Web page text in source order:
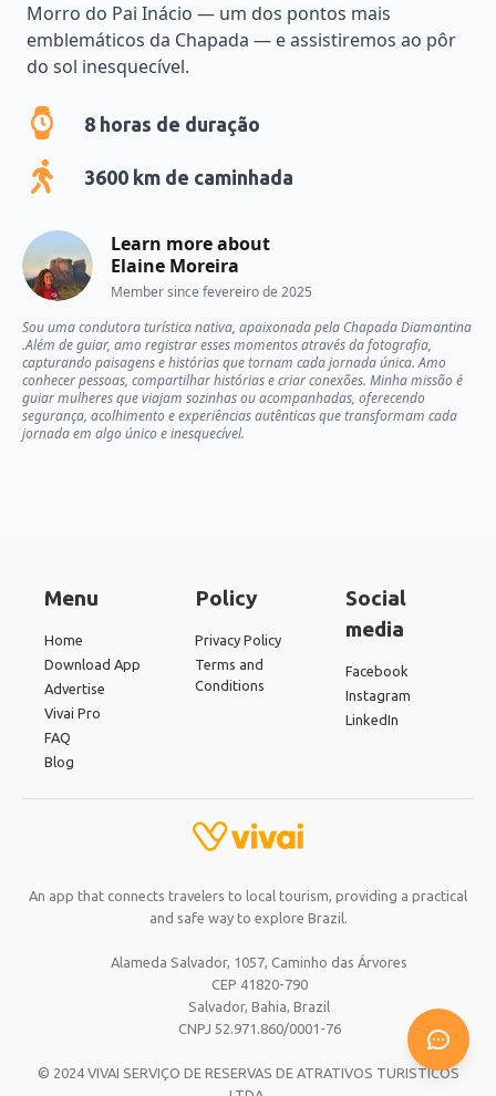
Morro do Pai Inácio — um dos pontos mais
emblemáticos da Chapada — e assistiremos ao pôr
do sol inesquecível.
8 horas de duração
3600 km de caminhada
Learn more about
Elaine Moreira
Member since fevereiro de 2025
Sou uma condutora turística nativa, apaixonada pela Chapada Diamantina
.Além de guiar, amo registrar esses momentos através da fotografia,
capturando paisagens e histórias que tornam cada jornada única. Amo
conhecer pessoas, compartilhar histórias e criar conexões. Minha missão é
guiar mulheres que viajam sozinhas ou acompanhadas, oferecendo
segurança, acolhimento e experiências autênticas que transformam cada
jornada em algo único e inesquecível.
Menu
Home
Download App
Advertise
Vivai Pro
FAQ
Blog
Policy
Privacy Policy
Terms and
Conditions
Social
media
Facebook
Instagram
LinkedIn
An app that connects travelers to local tourism, providing a practical
and safe way to explore Brazil.
Alameda Salvador, 1057, Caminho das Árvores
CEP 41820-790
Salvador, Bahia, Brazil
CNPJ 52.971.860/0001-76
© 2024 VIVAI SERVIÇO DE RESERVAS DE ATRATIVOS TURISTICOS